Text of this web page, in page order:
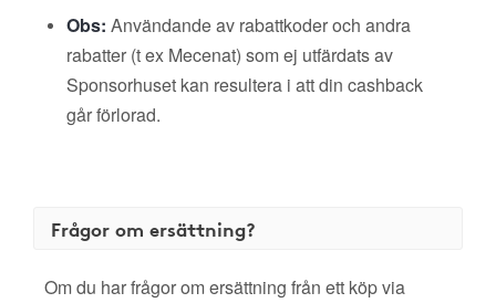
Obs: Användande av rabattkoder och andra
rabatter (t ex Mecenat) som ej utfärdats av
Sponsorhuset kan resultera i att din cashback
går förlorad.
Frågor om ersättning?
Om du har frågor om ersättning från ett köp via